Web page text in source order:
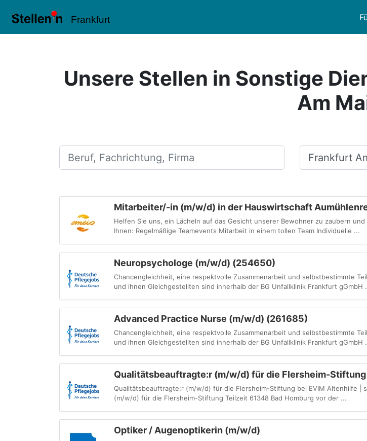
Frankfurt
Unsere Stellen in Sonstige
Am
Beruf, Fachrichtung, Firma Ort, Stadt
Mitarbeiter/-in (m/w/d) in der Hauswirtschaft
Helfen Sie uns, ein Lächeln auf das Gesicht unserer Bewohner zu zaubern
Ihnen: Regelmäßige Teamevents Mitarbeit in einem tollen Team Individuelle ...
Neuropsychologe (m/w/d) (254650)
Chancengleichheit, eine respektvolle Zusammenarbeit und selbstbestimmte
und ihnen Gleichgestellten sind innerhalb der BG Unfallklinik Frankfurt gGmbH
Advanced Practice Nurse (m/w/d) (261685)
Chancengleichheit, eine respektvolle Zusammenarbeit und selbstbestimmte
und ihnen Gleichgestellten sind innerhalb der BG Unfallklinik Frankfurt gGmbH
Qualitätsbeauftragte:r (m/w/d) für die Flersheim-
Qualitätsbeauftragte:r (m/w/d) für die Flersheim-Stiftung bei EVIM Altenhilfe |
(m/w/d) für die Flersheim-Stiftung Teilzeit 61348 Bad Homburg vor der ...
Optiker / Augenoptikerin (m/w/d)